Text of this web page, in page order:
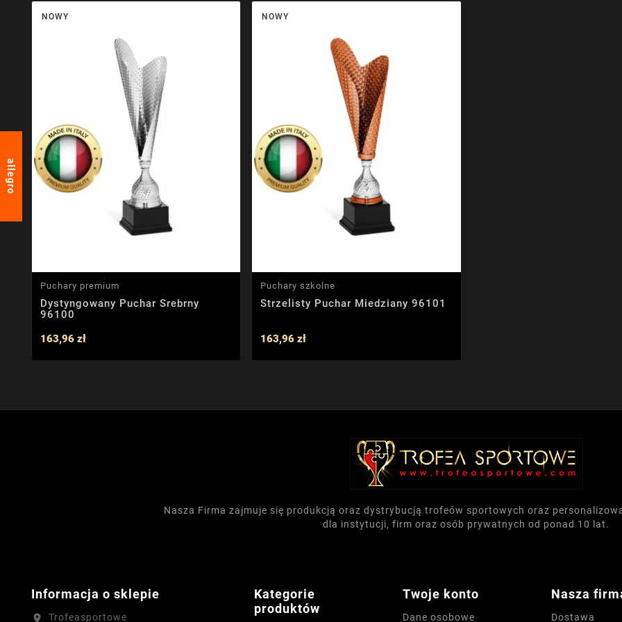
NOWY
Puchary premium
Dystyngowany Puchar Srebrny
96100
163,96 zł
NOWY
Puchary szkolne
Strzelisty Puchar Miedziany 96101
163,96 zł
Nasza Firma zajmuje się produkcją oraz dystrybucją trofeów sportowych oraz
dla instytucji, firm oraz osób prywatnych od ponad 10 lat.
Informacja o sklepie
location_on Trofeasportowe
Kategorie
produktów
Twoje konto
Dane osobowe
Nasza
Dostawa
allegro